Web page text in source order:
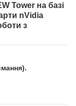
Tower на базі
nVidia
з